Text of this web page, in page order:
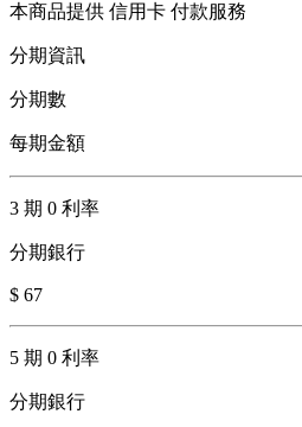
本商品提供 信用卡 付款服務
分期資訊
分期數
每期金額
3 期 0 利率
分期銀行
$ 67
5 期 0 利率
分期銀行